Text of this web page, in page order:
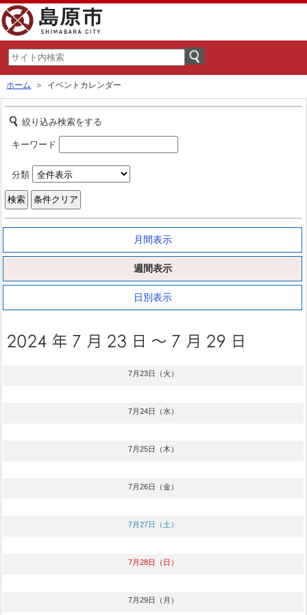
ホーム ＞ イベントカレンダー
絞り込み検索をする
キーワード
分類
月間表示
週間表示
日別表示
7月23日（火）
7月24日（水）
7月25日（木）
7月26日（金）
7月27日（土）
7月28日（日）
7月29日（月）